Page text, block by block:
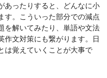
あったりすると、どんなに小
す。こういった部分での減点
を解いてみたり、単語や文法
作文対策にも繋がります。日
は覚えていくことが大事で